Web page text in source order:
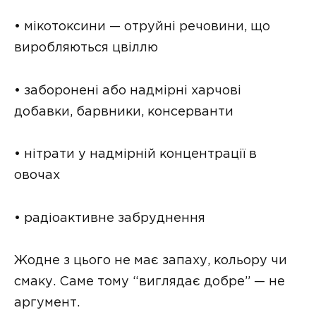
• мікотоксини — отруйні речовини, що
виробляються цвіллю
• заборонені або надмірні харчові
добавки, барвники, консерванти
• нітрати у надмірній концентрації в
овочах
• радіоактивне забруднення
Жодне з цього не має запаху, кольору чи
смаку. Саме тому “виглядає добре” — не
аргумент.